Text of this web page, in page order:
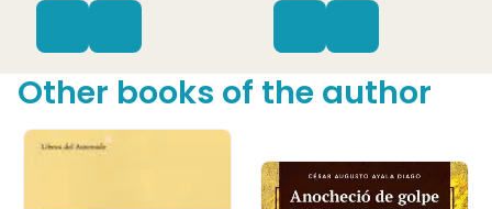
Other books of the author